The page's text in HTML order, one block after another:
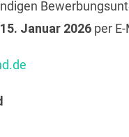
Januar 2026per E-